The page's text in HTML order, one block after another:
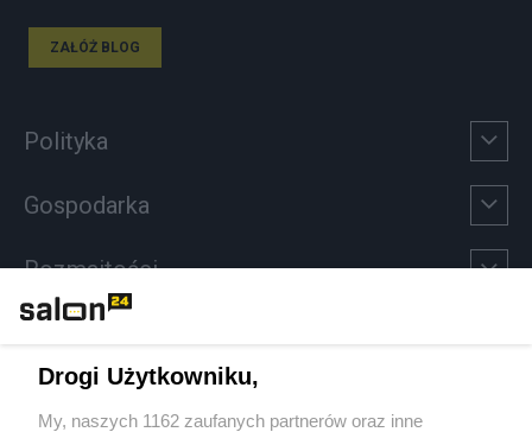
ZAŁÓŻ BLOG
Polityka
Gospodarka
Rozmaitości
Sport
Drogi Użytkowniku,
My, naszych 1162 zaufanych partnerów oraz inne